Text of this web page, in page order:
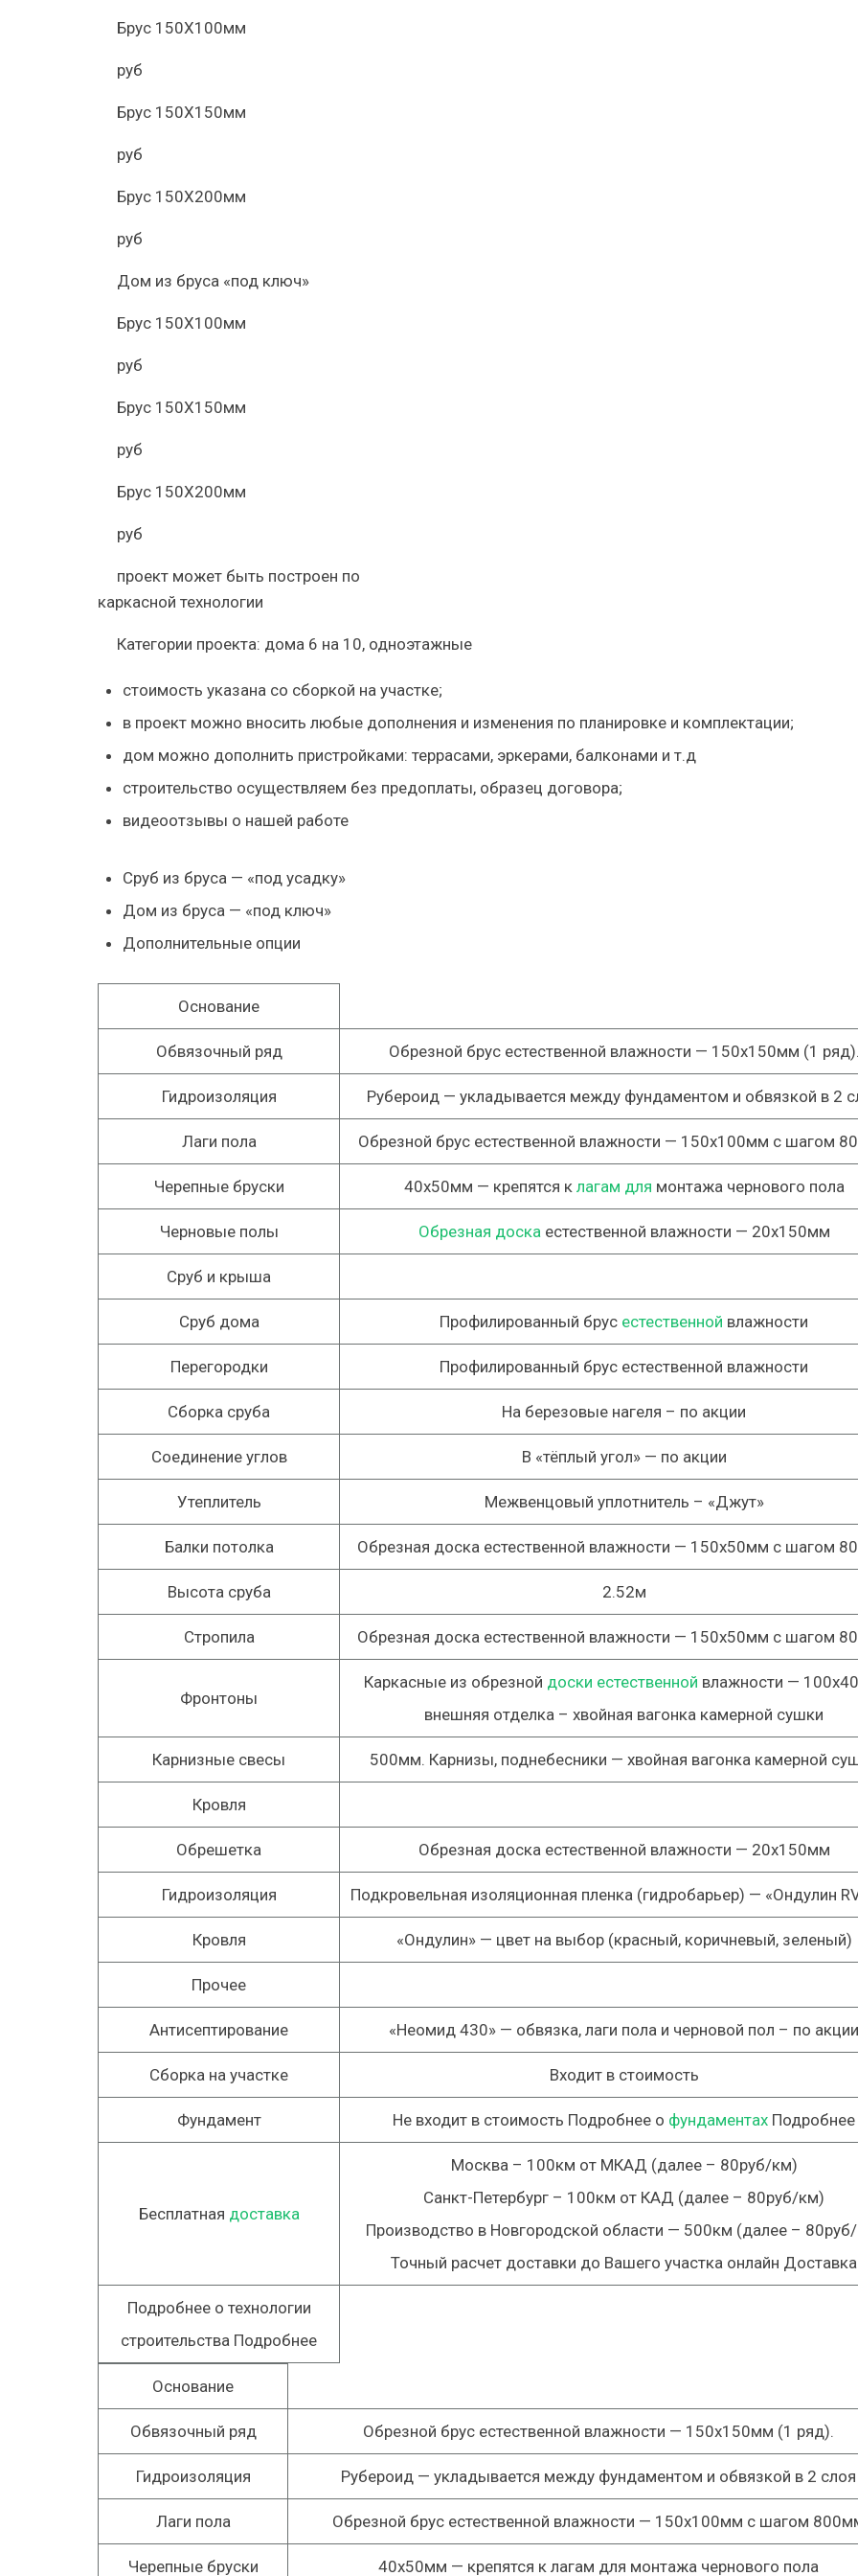
Брус 150Х100мм
руб
Брус 150Х150мм
руб
Брус 150Х200мм
руб
Дом из бруса «под ключ»
Брус 150Х100мм
руб
Брус 150Х150мм
руб
Брус 150Х200мм
руб
проект может быть построен по
каркасной технологии
Категории проекта: дома 6 на 10, одноэтажные
стоимость указана со сборкой на участке;
в проект можно вносить любые дополнения и изменения по планировке и комплектации;
дом можно дополнить пристройками: террасами, эркерами, балконами и т.д
строительство осуществляем без предоплаты, образец договора;
видеоотзывы о нашей работе
Сруб из бруса — «под усадку»
Дом из бруса — «под ключ»
Дополнительные опции
Основание
Обвязочный ряд Обрезной брус естественной влажности — 150х150мм (1 ряд).
Гидроизоляция Рубероид— укладывается между фундаментом и обвязкой в 2
Лаги пола Обрезной брус естественной влажности — 150х100мм с шагом
Черепные бруски 40х50мм — крепятся к лагам для монтажа чернового пола
Черновые полы Обрезная доскаестественной влажности — 20х150мм
Сруб и крыша
Сруб дома Профилированный брус естественной влажности
Перегородки Профилированный брус естественной влажности
Сборка сруба На березовые нагеля – по акции
Соединение углов В «тёплый угол» — по акции
Утеплитель Межвенцовый уплотнитель – «Джут»
Балки потолка Обрезная доска естественной влажности — 150х50мм с шагом
Высота сруба 2.52м
Стропила Обрезная доска естественной влажности — 150х50мм с шагом
Фронтоны
Каркасные из обрезной доски естественной влажности —
внешняя отделка – хвойная вагонка камерной сушки
Карнизные свесы 500мм. Карнизы, поднебесники — хвойная вагонка камерной
Кровля
Обрешетка Обрезная доска естественной влажности — 20х150мм
Гидроизоляция Подкровельная изоляционная пленка (гидробарьер) — «Ондулин
Кровля «Ондулин»— цвет на выбор (красный, коричневый, зеленый)
Прочее
Антисептирование «Неомид 430» — обвязка, лаги пола и черновой пол – по акции
Сборка на участке Входит в стоимость
Фундамент Не входит в стоимость Подробнее о фундаментах Подробнее
Бесплатная доставка
Москва – 100км от МКАД (далее – 80руб/км)
Санкт-Петербург – 100км от КАД (далее – 80руб/км)
Производство в Новгородской области — 500км (далее –
Точный расчет доставки до Вашего участка онлайн Доставка
Подробнее о технологии
строительства Подробнее
Основание
Обвязочный ряд Обрезной брус естественной влажности — 150х150мм (1 ряд).
Гидроизоляция Рубероид— укладывается между фундаментом и обвязкой в 2 слоя
Лаги пола Обрезной брус естественной влажности — 150х100мм с шагом
Черепные бруски 40х50мм — крепятся к лагам для монтажа чернового пола